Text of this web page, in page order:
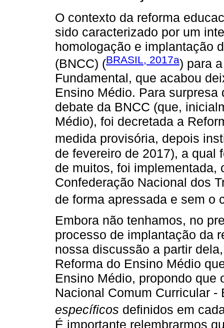
O contexto da reforma
sido caracterizado por um
homologação e implantação
(BNCC) (BRASIL, 2017a) para
Fundamental, que acabou
Ensino Médio. Para
debate da BNCC (que,
Médio), foi decretada a
medida provisória, depois
de fevereiro de 2017), a qual
de muitos, foi implementada,
Confederação Nacional dos
de forma apressada e sem o
Embora não tenhamos, no
processo de implantação da
nossa discussão a partir
Reforma do Ensino Médio
Ensino Médio, propondo
Nacional Comum Curricular -
específicos definidos em
É importante relembrarmos